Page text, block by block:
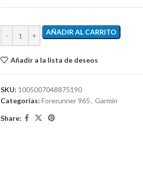
AÑADIR AL CARRITO
Añadir a la lista de deseos
SKU: 1005007048875190
Categorías: Forerunner 965, Garmin
Share: